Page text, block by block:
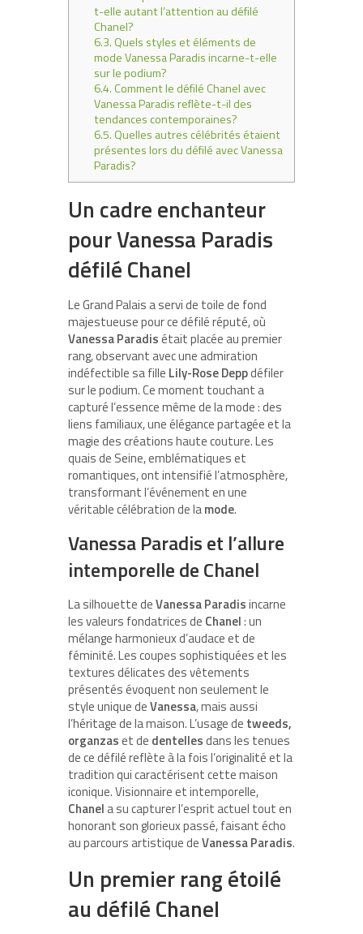
t-elle autant l’attention au défilé
Chanel?
6.3.Quels styles et éléments de
mode Vanessa Paradis incarne-t-elle
sur le podium?
6.4.Comment le défilé Chanel avec
Vanessa Paradis reflète-t-il des
tendances contemporaines?
6.5.Quelles autres célébrités étaient
présentes lors du défilé avec Vanessa
Paradis?
Un cadre enchanteur
pour Vanessa Paradis
défilé Chanel
Le Grand Palais a servi de toile de fond
majestueuse pour ce défilé réputé, où
Vanessa Paradisétait placée au premier
rang, observant avec une admiration
indéfectible sa fille Lily-Rose Deppdéfiler
sur le podium. Ce moment touchant a
capturé l’essence même de la mode : des
liens familiaux, une élégance partagée et la
magie des créations haute couture. Les
quais de Seine, emblématiques et
romantiques, ont intensifié l’atmosphère,
transformant l’événement en une
véritable célébration de lamode.
Vanessa Paradis et l’allure
intemporelle de Chanel
La silhouette deVanessa Paradisincarne
les valeurs fondatrices de Chanel: un
mélange harmonieux d’audace et de
féminité. Les coupes sophistiquées et les
textures délicates des vêtements
présentés évoquent non seulement le
style unique deVanessa, mais aussi
l’héritage de la maison. L’usage de tweeds,
organzaset de dentellesdans les tenues
de ce défilé reflète à la fois l’originalité et la
tradition qui caractérisent cette maison
iconique. Visionnaire et intemporelle,
Chanel a su capturer l’esprit actuel tout en
honorant son glorieux passé, faisant écho
au parcours artistique deVanessa Paradis.
Un premier rang étoilé
au défilé Chanel